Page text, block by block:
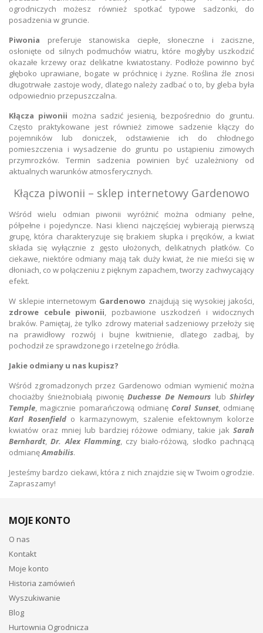
ogrodniczych możesz również spotkać typowe sadzonki, do
posadzenia w gruncie.
Piwonia preferuje stanowiska ciepłe, słoneczne i zaciszne,
osłonięte od silnych podmuchów wiatru, które mogłyby uszkodzić
okazałe krzewy oraz delikatne kwiatostany. Podłoże powinno być
głęboko uprawiane, bogate w próchnicę i żyzne. Roślina źle znosi
długotrwałe zastoje wody, dlatego należy zadbać o to, by gleba była
odpowiednio przepuszczalna.
Kłącza piwonii można sadzić jesienią, bezpośrednio do gruntu.
Często praktykowane jest również zimowe sadzenie kłączy do
pojemników lub doniczek, odstawienie ich do chłodnego
pomieszczenia i wysadzenie do gruntu po ustąpieniu zimowych
przymrozków. Termin sadzenia powinien być uzależniony od
aktualnych warunków atmosferycznych.
Kłącza piwonii – sklep internetowy Gardenowo
Wśród wielu odmian piwonii wyróżnić można odmiany pełne,
półpełne i pojedyncze. Nasi klienci najczęściej wybierają pierwszą
grupę, która charakteryzuje się brakiem słupka i pręcików, a kwiat
składa się wyłącznie z gęsto ułożonych, delikatnych płatków. Co
ciekawe, niektóre odmiany mają tak duży kwiat, że nie mieści się w
dłoniach, co w połączeniu z pięknym zapachem, tworzy zachwycający
efekt.
W sklepie internetowym Gardenowo znajdują się wysokiej jakości,
zdrowe cebule piwonii, pozbawione uszkodzeń i widocznych
braków. Pamiętaj, że tylko zdrowy materiał sadzeniowy przełoży się
na prawidłowy rozwój i bujne kwitnienie, dlatego zadbaj, by
pochodził ze sprawdzonego i rzetelnego źródła.
Jakie odmiany u nas kupisz?
Wśród zgromadzonych przez Gardenowo odmian wymienić można
chociażby śnieżnobiałą piwonięDuchesse De Nemours lubShirley
Temple, magicznie pomarańczową odmianę Coral Sunset, odmianę
Karl Rosenfieldo karmazynowym, szalenie efektownym kolorze
kwiatów oraz mniej lub bardziej różowe odmiany, takie jak Sarah
Bernhardt,Dr. Alex Flamming, czy biało-różową, słodko pachnącą
odmianęAmabilis.
Jesteśmy bardzo ciekawi, która z nich znajdzie się w Twoim ogrodzie.
Zapraszamy!
MOJE KONTO
O nas
Kontakt
Moje konto
Historia zamówień
Wyszukiwanie
Blog
Hurtownia Ogrodnicza